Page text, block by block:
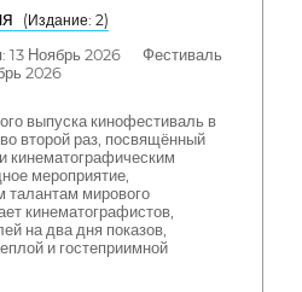
( Издание: 2)
13 Ноябрь 2026 Фестиваль
2026
выпуска кинофестиваль в
второй раз, посвящённый
кинематографическим
мероприятие,
мирового
кинематографистов,
на два дня показов,
и гостеприимной